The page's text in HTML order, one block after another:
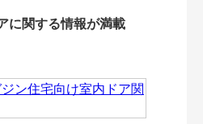
に関する情報が満載